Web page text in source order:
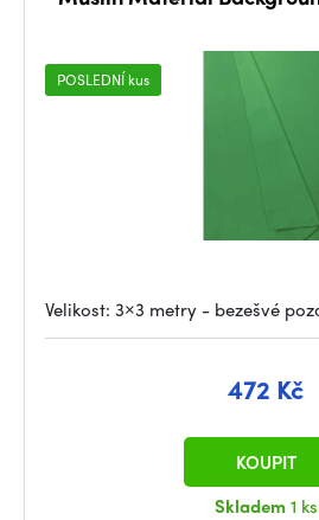
POSLEDNÍ kus
Velikost: 3×3 metry - bezešvé
472 Kč
Skladem1 ks
KOUPIT